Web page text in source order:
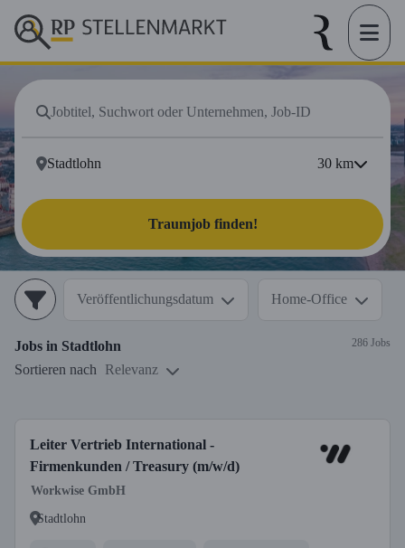
30 km
Traumjob finden!
Veröffentlichungsdatum Home-Office
Jobs in Stadtlohn 286 Jobs
Sortieren nach Relevanz
Leiter Vertrieb International -
Firmenkunden / Treasury (m/w/d)
Workwise GmbH
Stadtlohn